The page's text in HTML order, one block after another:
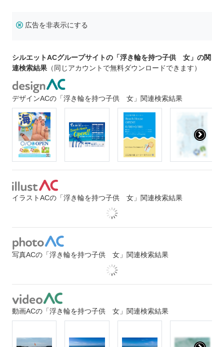
広告を非表示にする
シルエットACグループサイトの「浮き輪を持つ子供 女」の関
連検索結果 （同じアカウントで無料ダウンロードできます）
デザインACの「浮き輪を持つ子供 女」関連検索結果
イラストACの「浮き輪を持つ子供 女」関連検索結果
写真ACの「浮き輪を持つ子供 女」関連検索結果
動画ACの「浮き輪を持つ子供 女」関連検索結果